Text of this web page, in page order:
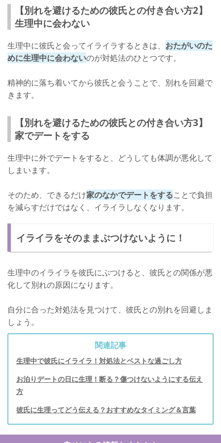
【別れを避けるための彼氏との付き合い方2】
生理中に会わない
生理中に彼氏と会ってイライラするときは、 おたがいのた
めに生理中に会わないのが対処法のひとつです。
精神的に落ち着いてから彼氏と会うことで、別れを回避で
きます。
【別れを避けるための彼氏との付き合い方3】
家でデートをする
生理中に外でデートをすると、どうしても体調が悪化して
しまいます。
そのため、できるだけ家のなかでデートをすることで負担
を減らすだけではなく、イライラしなくなります。
イライラをそのままぶつけないように！
生理中のイライラを彼氏にぶつけると、彼氏との関係が悪
化して別れの原因になります。
自分に合った対処法を見つけて、彼氏との別れを回避しま
しょう。
関連記事
生理中で彼氏にイライラ！対処法とベストな過ごし方
お泊りデートの日に生理！断る？傷つけないようにする伝え
方
彼氏に生理ってどう伝える？おすすめなタイミング＆言葉